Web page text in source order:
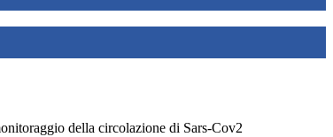
della circolazione di Sars-Cov2